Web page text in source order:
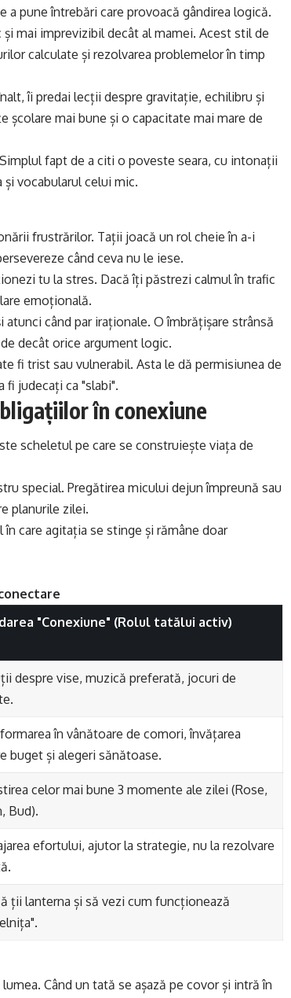
pune întrebări care provoacă gândirea logică.
mai imprevizibil decât al mamei. Acest stil de
calculate și rezolvarea problemelor în timp
îi predai lecții despre gravitație, echilibru și
mai bune și o capacitate mai mare de
fapt de a citi o poveste seara, cu intonații
vocabularul celui mic.
frustrărilor. Tații joacă un rol cheie în a-i
când ceva nu le iese.
tu la stres. Dacă îți păstrezi calmul în trafic
emoțională.
când par iraționale. O îmbrățișare strânsă
decât orice argument logic.
fi trist sau vulnerabil. Asta le dă permisiunea de
fi judecați ca "slabi".
în conexiune
scheletul pe care se construiește viața de
special. Pregătirea micului dejun împreună sau
planurile zilei.
care agitația se stinge și rămâne doar
"Conexiune" (Rolul tatălui activ)
despre vise, muzică preferată, jocuri de
în vânătoare de comori, învățarea
buget și alegeri sănătoase.
celor mai bune 3 momente ale zilei (Rose,
Bud).
efortului, ajutor la strategie, nu la rezolvare
ții lanterna și să vezi cum funcționează
Când un tată se așază pe covor și intră în